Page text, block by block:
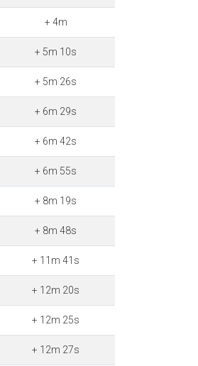
+ 4m
+ 5m 10s
+ 5m 26s
+ 6m 29s
+ 6m 42s
+ 6m 55s
+ 8m 19s
+ 8m 48s
+ 11m 41s
+ 12m 20s
+ 12m 25s
+ 12m 27s